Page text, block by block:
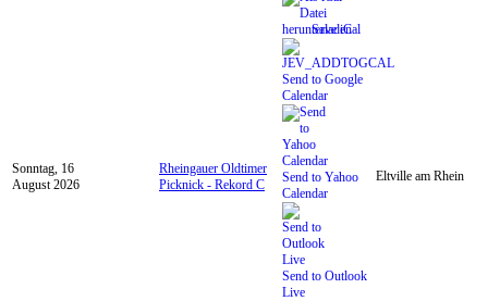
Sonntag, 16
August 2026
Rheingauer Oldtimer
Picknick - Rekord C
Save iCal
Send to Google
Calendar
Send to Yahoo
Calendar
Send to Outlook
Live
Eltville am Rhein